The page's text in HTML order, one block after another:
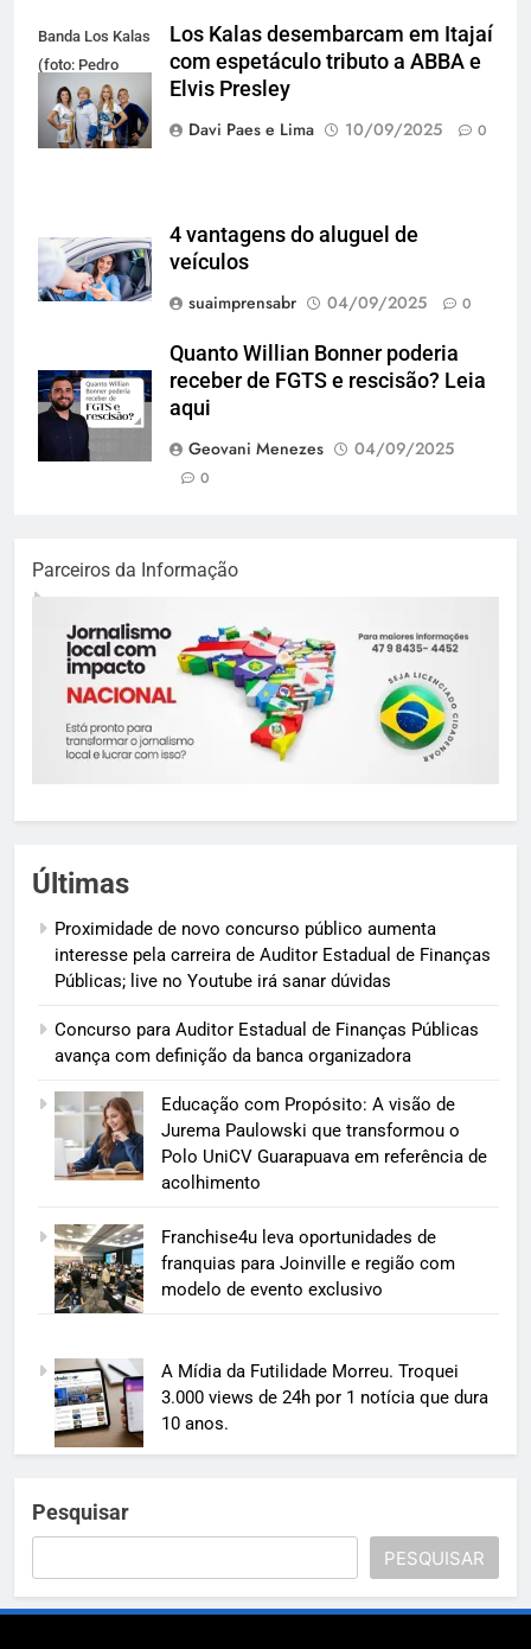
Banda Los Kalas
(foto: Pedro
Oliveira)
Los Kalas desembarcam em Itajaí
com espetáculo tributo a ABBA e
Elvis Presley
Davi Paes e Lima
10/09/2025 0
4 vantagens do aluguel de
veículos
suaimprensabr
04/09/2025 0
Quanto Willian Bonner poderia
receber de FGTS e rescisão? Leia
aqui
Geovani Menezes
04/09/2025
0
Parceiros da Informação
Últimas
Proximidade de novo concurso público aumenta
interesse pela carreira de Auditor Estadual de Finanças
Públicas; live no Youtube irá sanar dúvidas
Concurso para Auditor Estadual de Finanças Públicas
avança com definição da banca organizadora
Educação com Propósito: A visão de
Jurema Paulowski que transformou o
Polo UniCV Guarapuava em referência de
acolhimento
Franchise4u leva oportunidades de
franquias para Joinville e região com
modelo de evento exclusivo
A Mídia da Futilidade Morreu. Troquei
3.000 views de 24h por 1 notícia que dura
10 anos.
Pesquisar
PESQUISAR